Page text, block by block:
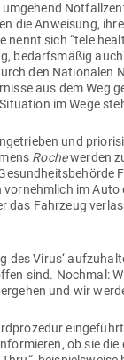
die Anweisung,
nennt sich “tele
bedarfs­mäßig
den Natio­nalen
aus dem Weg
im Wege
und
Rochewerden
vor­nehmlich im
das Fahrzeug
des Virus‘
sind. Nochmal:
und wir
ob sie